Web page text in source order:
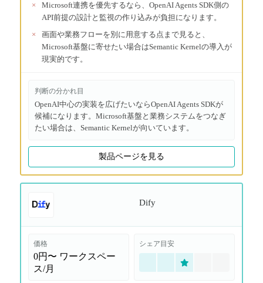
×
Microsoft連携を優先するなら、OpenAI Agents SDK側の
API前提の設計と監視の作り込みが負担になります。
×
画面や業務フローを別に用意する点まで見ると、
Microsoft基盤に寄せたい場合はSemantic Kernelの導入が
現実的です。
判断の分かれ目
OpenAI中心の実装を広げたいならOpenAI Agents SDKが
候補になります。Microsoft基盤と業務システムをつなぎ
たい場合は、Semantic Kernelが向いています。
製品ページを見る
Dify
価格
0円〜 ワークスペー
ス/月
シェア目安